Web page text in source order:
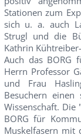
Stationen zum
sich u. a. auch
Strugl und die
Kathrin
Auch das BORG
Herrn Professor
und Frau
Besuchern
Wissenschaft. Die
BORG für
Muskelfasern mit